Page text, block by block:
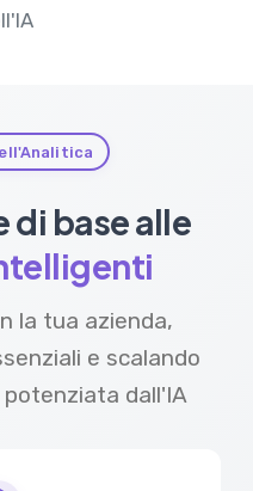
di base alle
la tua azienda,
e scalando
dall'IA